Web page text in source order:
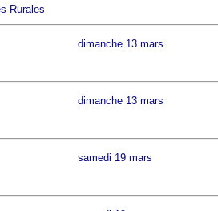
Rurales
dimanche 13 mars
dimanche 13 mars
samedi 19 mars